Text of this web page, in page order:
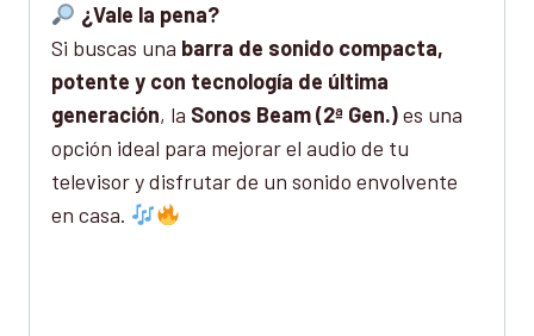
¿Vale la pena?
Si buscas una barra de sonido compacta,
potente y con tecnología de última
generación, la Sonos Beam (2ª Gen.)es una
opción ideal para mejorar el audio de tu
televisor y disfrutar de un sonido envolvente
en casa.